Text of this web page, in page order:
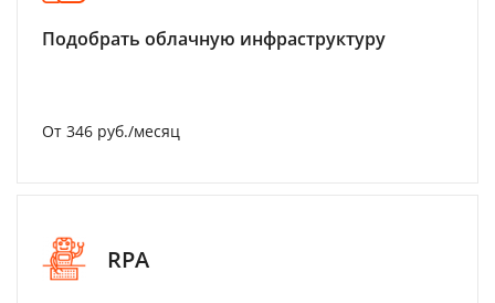
Подобрать облачную инфраструктуру
От 346 руб./месяц
RPA